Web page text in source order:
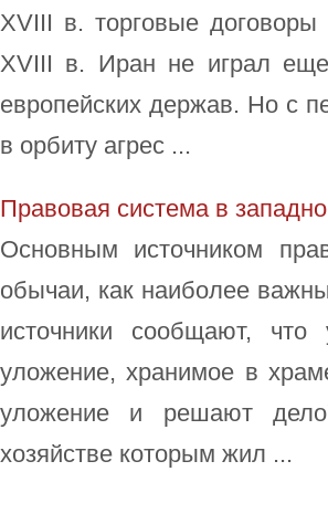
XVIII в. торговые
XVIII в. Иран не играл
европейских держав. Но с
в орбиту агрес ...
Правовая система в
Основным источником
обычаи, как наиболее
источники сообщают,
уложение, хранимое в
уложение и решают
хозяйстве которым жил ...